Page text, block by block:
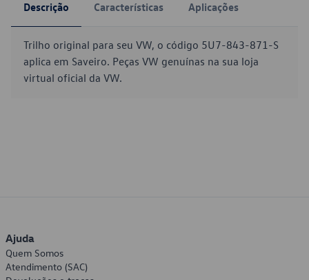
Descrição Características Aplicações
Trilho original para seu VW, o código 5U7-843-871-S
aplica em Saveiro. Peças VW genuínas na sua loja
virtual oficial da VW.
Ajuda
Quem Somos
Atendimento (SAC)